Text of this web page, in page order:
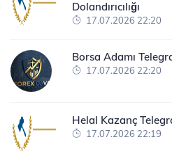
Dolandırıcılığı
17.07.2026 22:20
Borsa Adamı
17.07.2026 22:20
Helal Kazanç
17.07.2026 22:19